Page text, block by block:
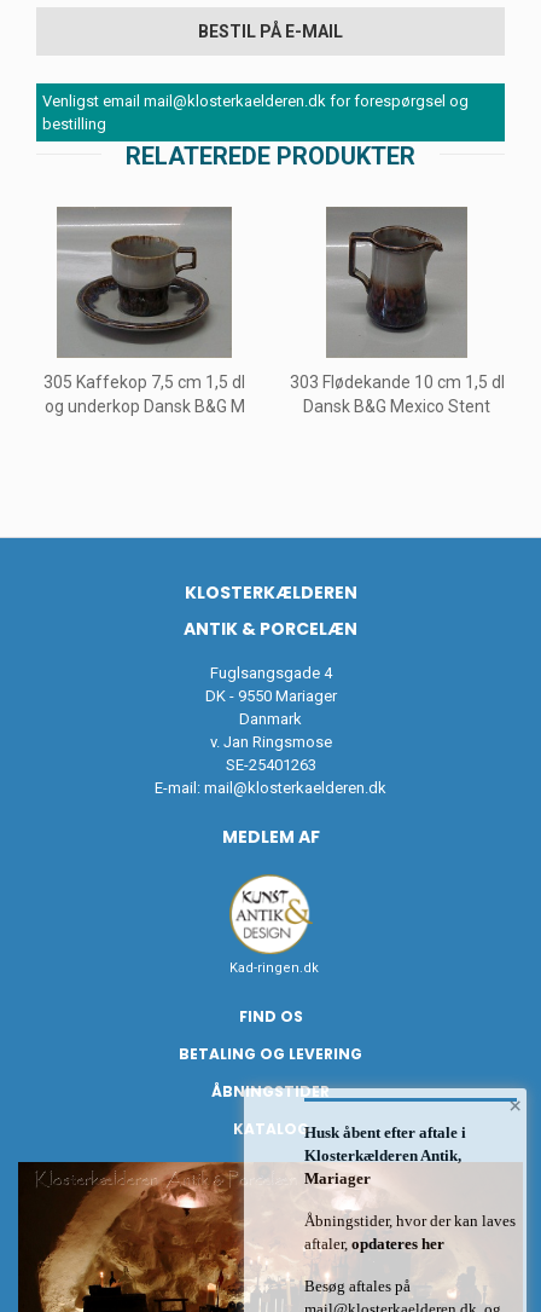
BESTIL PÅ E-MAIL
Venligst email mail@klosterkaelderen.dk for forespørgsel og
bestilling
RELATEREDE PRODUKTER
305 Kaffekop 7,5 cm 1,5 dl
og underkop Dansk B&G M
303 Flødekande 10 cm 1,5 dl
Dansk B&G Mexico Stent
KLOSTERKÆLDEREN
ANTIK & PORCELÆN
Fuglsangsgade 4
DK - 9550 Mariager
Danmark
v. Jan Ringsmose
SE-25401263
E-mail: mail@klosterkaelderen.dk
MEDLEM AF
Kad-ringen.dk
FIND OS
BETALING OG LEVERING
ÅBNINGSTIDER
KATALOG
×
Husk åbent efter aftale i
Klosterkælderen Antik,
Mariager
Åbningstider, hvor der kan laves
aftaler, opdateres her
Besøg aftales på